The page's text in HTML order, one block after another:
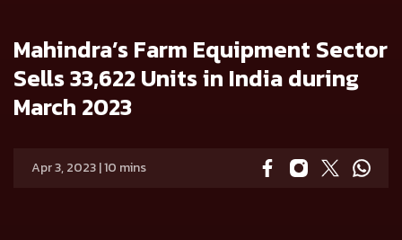
Mahindra’s Farm Equipment Sector
Sells 33,622 Units in India during
March 2023
Apr 3, 2023 | 10 mins